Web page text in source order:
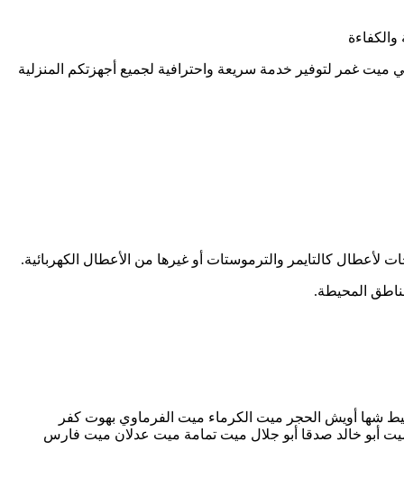
ميت غمر لتوفير خدمة سريعة واحترافية لجميع أجهزتكم المنزلية
لأعطال كالتايمر والترموستات أو غيرها من الأعطال الكهربائية.
المحيطة.
شها أويش الحجر ميت الكرماء ميت الفرماوي بهوت كفر
أبو خالد صدقا أبو جلال ميت تمامة ميت عدلان ميت فارس